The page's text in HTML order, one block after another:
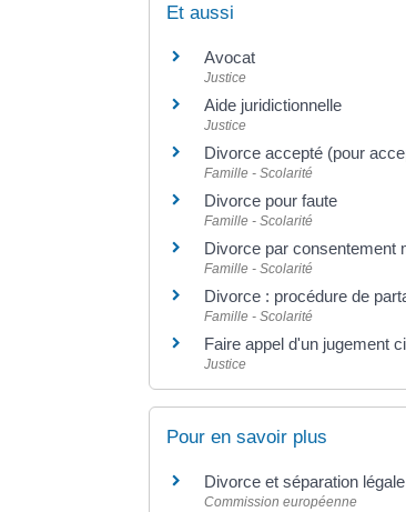
Et aussi
Avocat
Justice
Aide juridictionnelle
Justice
Divorce accepté (pour
Famille - Scolarité
Divorce pour faute
Famille - Scolarité
Divorce par consentement
Famille - Scolarité
Divorce : procédure de
Famille - Scolarité
Faire appel d'un jugement
Justice
Pour en savoir plus
Divorce et séparation
Commission européenne